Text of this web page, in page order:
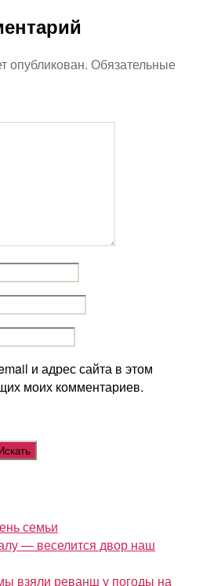
опубликован. Обязательные
и адрес сайта в этом
моих комментариев.
семьи
— веселится двор наш
взяли реванш у погоды на